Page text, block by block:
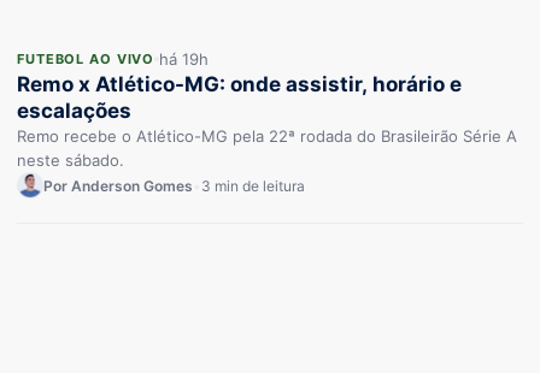
FUTEBOL AO VIVO há 19h
Remo x Atlético-MG: onde assistir, horário e
escalações
Remo recebe o Atlético-MG pela 22ª rodada do Brasileirão Série A
neste sábado.
Por Anderson Gomes 3 min de leitura